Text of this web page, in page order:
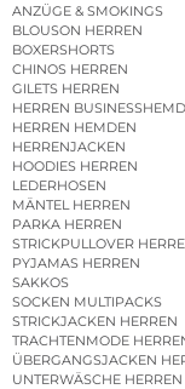
ANZÜGE & SMOKINGS
BLOUSON HERREN
BOXERSHORTS
CHINOS HERREN
GILETS HERREN
HERREN
HERREN HEMDEN
HERRENJACKEN
HOODIES HERREN
LEDERHOSEN
MÄNTEL HERREN
PARKA HERREN
STRICKPULLOVER
PYJAMAS HERREN
SAKKOS
SOCKEN MULTIPACKS
STRICKJACKEN HERREN
TRACHTENMODE
ÜBERGANGSJACKEN
UNTERWÄSCHE HERREN